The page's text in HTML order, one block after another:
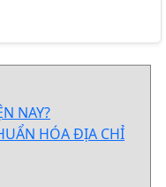
NAY?
HÓA ĐỊA CHỈ